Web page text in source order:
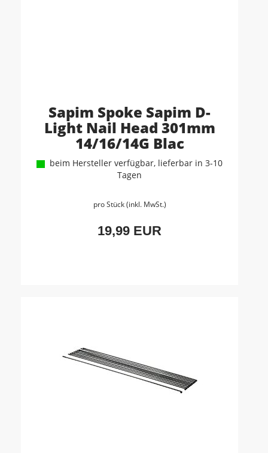
Sapim Spoke Sapim D-
Light Nail Head 301mm
14/16/14G Blac
beim Hersteller verfügbar, lieferbar in 3-10
Tagen
pro Stück (inkl. MwSt.)
19,99 EUR